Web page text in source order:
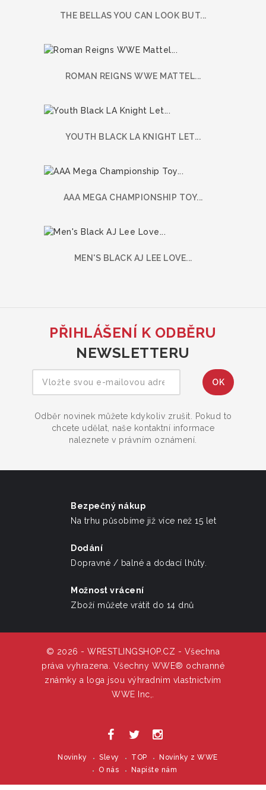
THE BELLAS YOU CAN LOOK BUT...
ROMAN REIGNS WWE MATTEL...
YOUTH BLACK LA KNIGHT LET...
AAA MEGA CHAMPIONSHIP TOY...
MEN'S BLACK AJ LEE LOVE...
PŘIHLÁŠENÍ K ODBĚRU
NEWSLETTERU
Odběr novinek můžete kdykoliv zrušit. Pokud to
chcete udělat, naše kontaktní informace
naleznete v právním oznámení.
Bezpečný nákup
Na trhu působíme již více než 15 let
Dodání
Dopravné / balné a dodací lhůty.
Možnost vrácení
Zboží můžete vrátit do 14 dnů
© 2026 - WRESTLINGSHOP.CZ - Všechna
práva vyhrazena. Všechny WWE® ochranné
známky a loga jsou výhradním vlastnictvím
WWE Inc,.
Novinky Slevy TOP
Novinky z WWE
O nás
Napište nám